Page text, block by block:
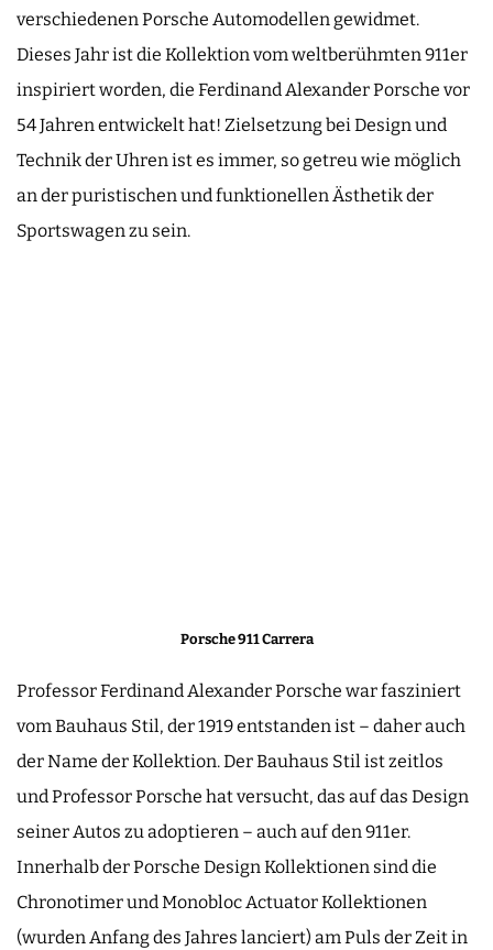
verschiedenen Porsche Automodellen gewidmet.
Dieses Jahr ist die Kollektion vom weltberühmten 911er
inspiriert worden, die Ferdinand Alexander Porsche vor
54 Jahren entwickelt hat! Zielsetzung bei Design und
Technik der Uhren ist es immer, so getreu wie möglich
an der puristischen und funktionellen Ästhetik der
Sportswagen zu sein.
Porsche 911 Carrera
Professor Ferdinand Alexander Porsche war fasziniert
vom Bauhaus Stil, der 1919 entstanden ist – daher auch
der Name der Kollektion. Der Bauhaus Stil ist zeitlos
und Professor Porsche hat versucht, das auf das Design
seiner Autos zu adoptieren – auch auf den 911er.
Innerhalb der Porsche Design Kollektionen sind die
Chronotimer und Monobloc Actuator Kollektionen
(wurden Anfang des Jahres lanciert) am Puls der Zeit in